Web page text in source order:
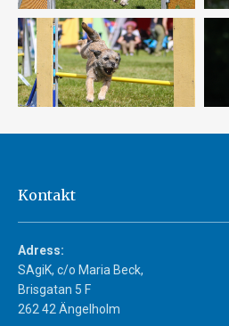
Kontakt
Adress:
SAgiK, c/o Maria Beck,
Brisgatan 5 F
262 42 Ängelholm